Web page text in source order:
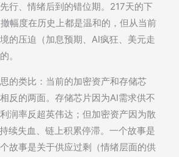
行、情绪后到的错位期。217天的下
幅度在历史上都是温和的，但从当前
的压迫（加息预期、AI疯狂、美元走
。
的类比：当前的加密资产和存储芯
反的两面。存储芯片因为AI需求供不
润率反超英伟达；但加密资产因为散
续失血、链上积累停滞。一个故事是
故事是关于供应过剩（情绪层面的供